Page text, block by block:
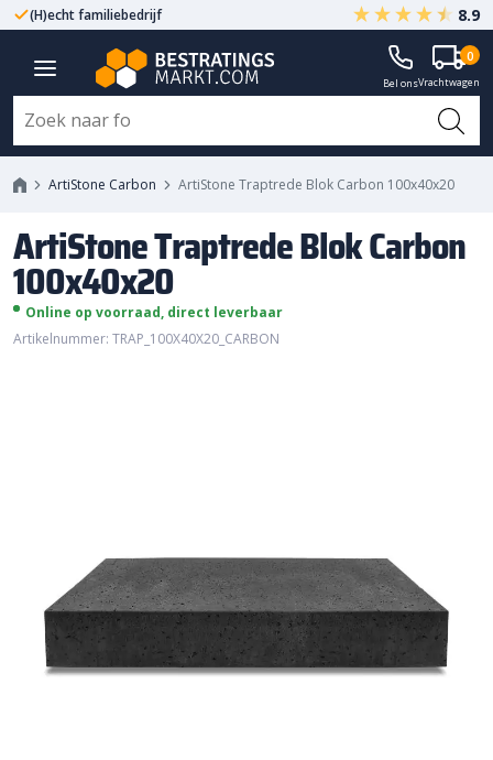
(H)echt familiebedrijf Gegarandeerd A-kwaliteit
8.9
Bel onsVrachtwagen
0
ArtiStone Carbon ArtiStone Traptrede Blok Carbon 100x40x20
ArtiStone Traptrede Blok Carbon
100x40x20
Online op voorraad, direct leverbaar
Artikelnummer: TRAP_100X40X20_CARBON
ArtiStone Traptrede Blok Carbon
100x40x20